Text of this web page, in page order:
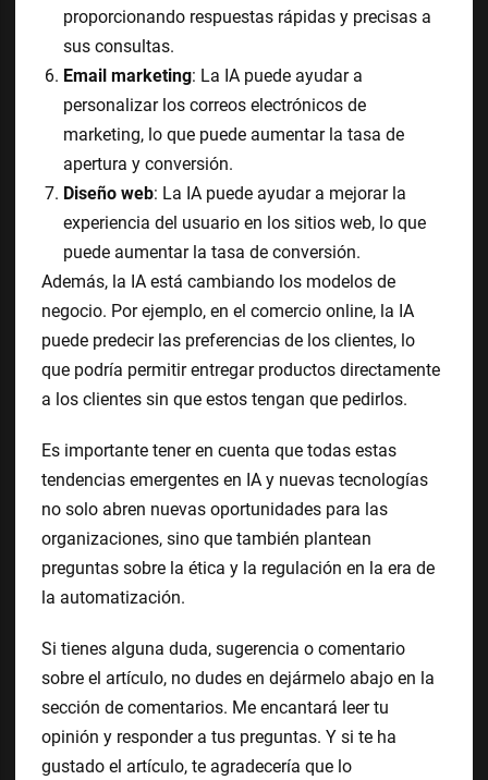
proporcionando respuestas rápidas y precisas a
sus consultas.
Email marketing: La IA puede ayudar a
personalizar los correos electrónicos de
marketing, lo que puede aumentar la tasa de
apertura y conversión.
Diseño web: La IA puede ayudar a mejorar la
experiencia del usuario en los sitios web, lo que
puede aumentar la tasa de conversión.
Además, la IA está cambiando los modelos de
negocio. Por ejemplo, en el comercio online, la IA
puede predecir las preferencias de los clientes, lo
que podría permitir entregar productos directamente
a los clientes sin que estos tengan que pedirlos.
Es importante tener en cuenta que todas estas
tendencias emergentes en IA y nuevas tecnologías
no solo abren nuevas oportunidades para las
organizaciones, sino que también plantean
preguntas sobre la ética y la regulación en la era de
la automatización.
Si tienes alguna duda, sugerencia o comentario
sobre el artículo, no dudes en dejármelo abajo en la
sección de comentarios. Me encantará leer tu
opinión y responder a tus preguntas. Y si te ha
gustado el artículo, te agradecería que lo